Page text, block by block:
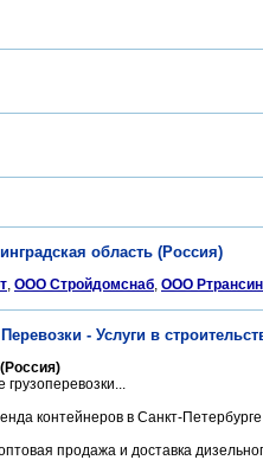
область (Россия)
, ООО Стройдомснаб, ООО
- Услуги в
контейнеров в Санкт-
продажа и доставка